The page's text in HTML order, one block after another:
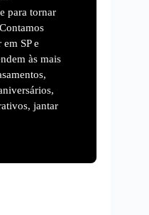
para tornar
SP e
às mais
jantar